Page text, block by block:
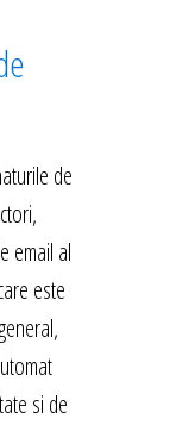
de
email al
este
si de